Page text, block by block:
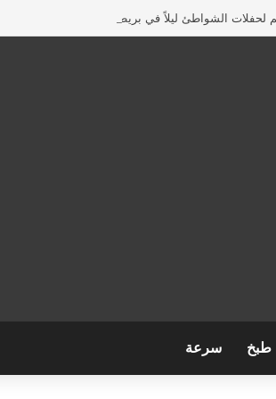
لحفلات الشواطئ ليلاً في بريطانيا
طبخ سرعة